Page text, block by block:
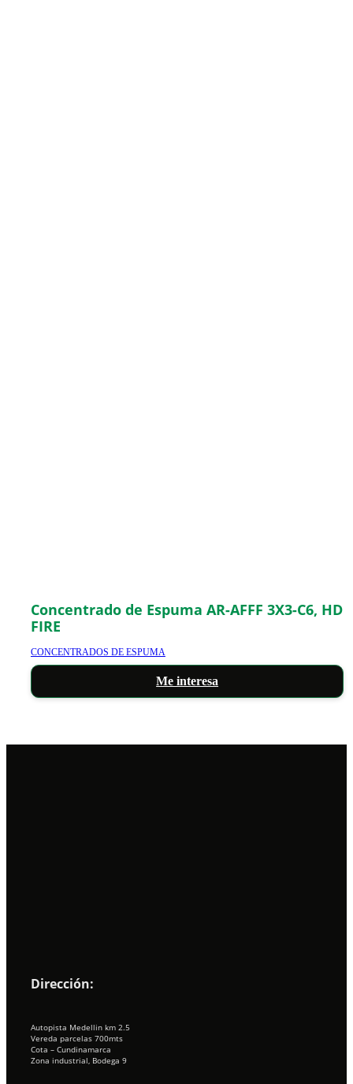
Concentrado de Espuma AR-AFFF 3X3-C6, HD
FIRE
CONCENTRADOS DE ESPUMA
Me interesa
Dirección:
Autopista Medellin km 2.5
Vereda parcelas 700mts
Cota – Cundinamarca
Zona industrial, Bodega 9